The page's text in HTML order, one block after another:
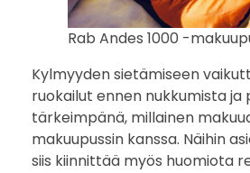
Rab Andes 1000 -
Kylmyyden sietämiseen
ruokailut ennen nukkumista ja
tärkeimpänä, millainen
makuupussin kanssa. Näihin
siis kiinnittää myös huomiota